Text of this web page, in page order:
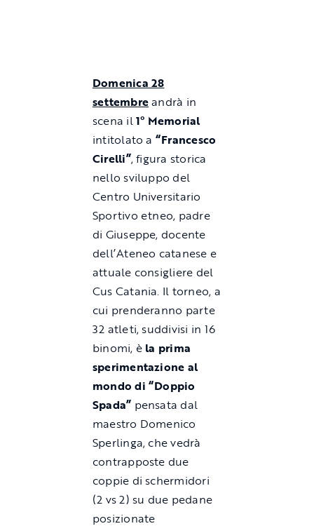
Domenica 28
settembreandrà in
scena il1° Memorial
intitolato a “Francesco
Cirelli”,figura storica
nello sviluppo del
Centro Universitario
Sportivo etneo, padre
di Giuseppe, docente
dell’Ateneo catanese e
attuale consigliere del
Cus Catania. Il torneo, a
cui prenderanno parte
32 atleti, suddivisi in 16
binomi, è la prima
sperimentazione al
mondo di “Doppio
Spada” pensata dal
maestro Domenico
Sperlinga, che vedrà
contrapposte due
coppie di schermidori
(2 vs 2) su due pedane
posizionate